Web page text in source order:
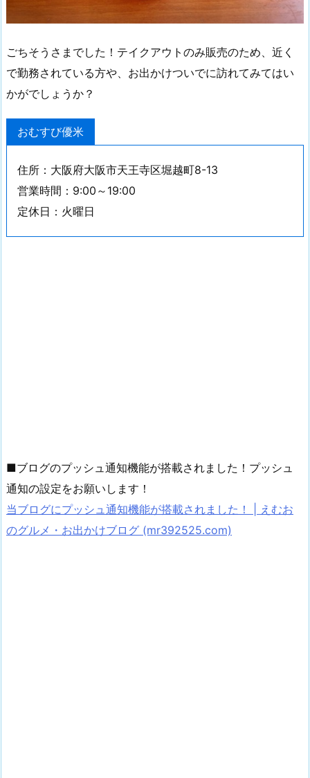
ごちそうさまでした！テイクアウトのみ販売のため、近く
で勤務されている方や、お出かけついでに訪れてみてはい
かがでしょうか？
おむすび優米
住所：大阪府大阪市天王寺区堀越町8-13
営業時間：9:00～19:00
定休日：火曜日
■ブログのプッシュ通知機能が搭載されました！プッシュ
通知の設定をお願いします！
当ブログにプッシュ通知機能が搭載されました！ | えむお
のグルメ・お出かけブログ (mr392525.com)